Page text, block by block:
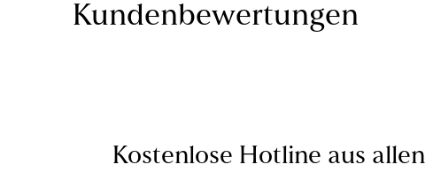
Kundenbewertungen
Kostenlose Hotline aus allen